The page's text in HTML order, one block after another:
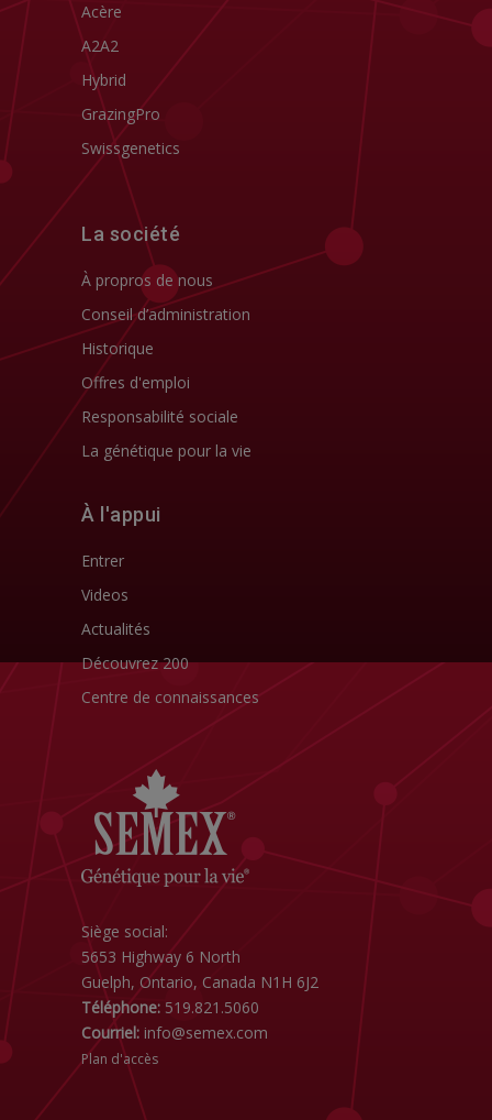
Acère
A2A2
Hybrid
GrazingPro
Swissgenetics
La société
À propros de nous
Conseil d’administration
Historique
Offres d'emploi
Responsabilité sociale
La génétique pour la vie
À l'appui
Entrer
Videos
Actualités
Découvrez 200
Centre de connaissances
Siège social:
5653 Highway 6 North
Guelph, Ontario, Canada N1H 6J2
Téléphone: 519.821.5060
Courriel: info@semex.com
Plan d'accès